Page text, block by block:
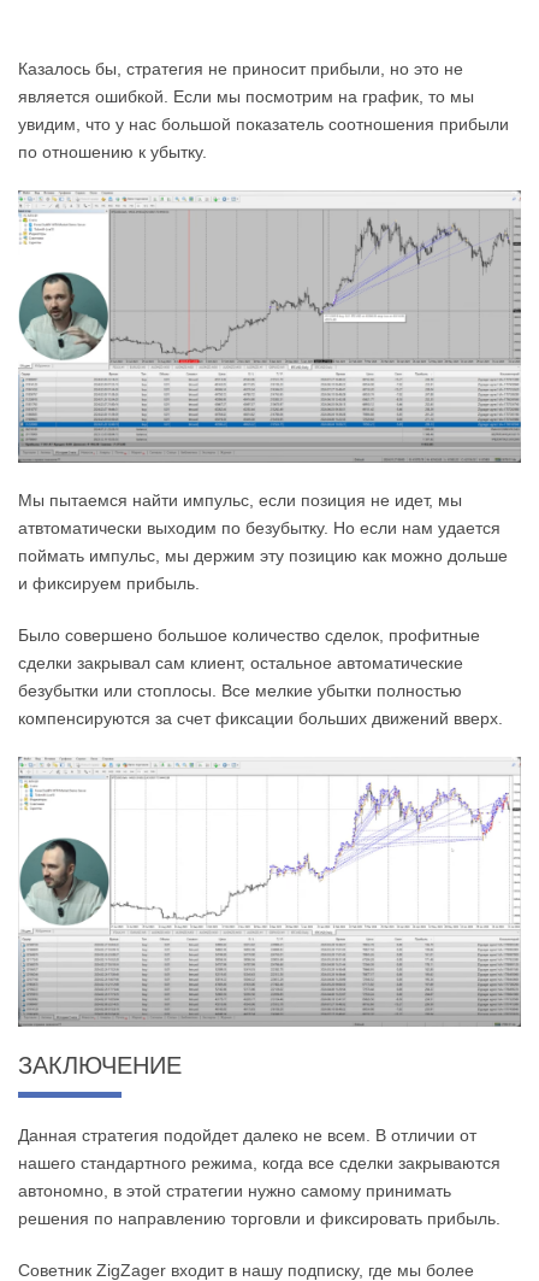
Казалось бы, стратегия не приносит прибыли, но это не
является ошибкой. Если мы посмотрим на график, то мы
увидим, что у нас большой показатель соотношения прибыли
по отношению к убытку.
Мы пытаемся найти импульс, если позиция не идет, мы
атвтоматически выходим по безубытку. Но если нам удается
поймать импульс, мы держим эту позицию как можно дольше
и фиксируем прибыль.
Было совершено большое количество сделок, профитные
сделки закрывал сам клиент, остальное автоматические
безубытки или стоплосы. Все мелкие убытки полностью
компенсируются за счет фиксации больших движений вверх.
ЗАКЛЮЧЕНИЕ
Данная стратегия подойдет далеко не всем. В отличии от
нашего стандартного режима, когда все сделки закрываются
автономно, в этой стратегии нужно самому принимать
решения по направлению торговли и фиксировать прибыль.
Советник ZigZager входит в нашу подписку, где мы более